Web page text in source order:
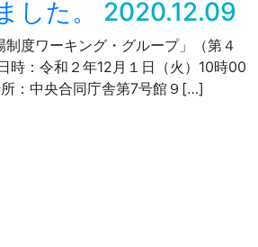
した。
2020.12.09
度ワーキング・グループ」（第４
：令和２年12月１日（火）10時00
：中央合同庁舎第7号館９[…]